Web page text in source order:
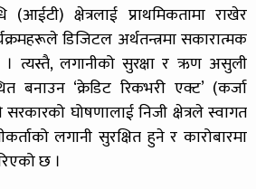
(आईटी) क्षेत्रलाई प्राथमिकतामा राखेर
डिजिटल अर्थतन्त्रमा सकारात्मक
। त्यस्तै, लगानीको सुरक्षा र ऋण असुली
बनाउन ‘क्रेडिट रिकभरी एक्ट’ (कर्जा
घोषणालाई निजी क्षेत्रले स्वागत
लगानी सुरक्षित हुने र कारोबारमा
छ ।